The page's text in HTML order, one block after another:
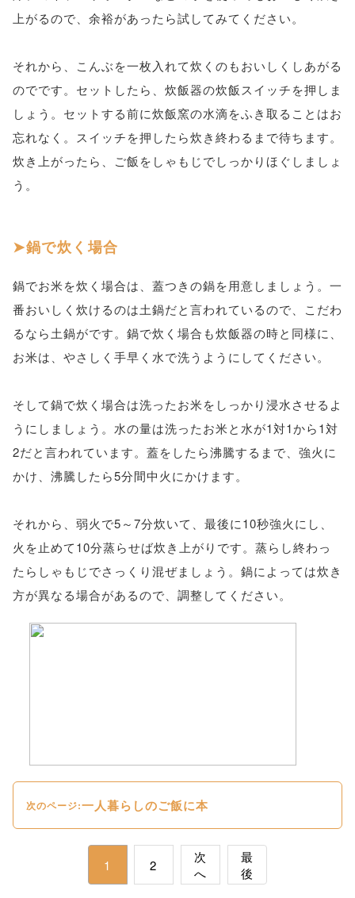
上がるので、余裕があったら試してみてください。
それから、こんぶを一枚入れて炊くのもおいしくしあがる
のでです。セットしたら、炊飯器の炊飯スイッチを押しま
しょう。セットする前に炊飯窯の水滴をふき取ることはお
忘れなく。スイッチを押したら炊き終わるまで待ちます。
炊き上がったら、ご飯をしゃもじでしっかりほぐしましょ
う。
鍋で炊く場合
鍋でお米を炊く場合は、蓋つきの鍋を用意しましょう。一
番おいしく炊けるのは土鍋だと言われているので、こだわ
るなら土鍋がです。鍋で炊く場合も炊飯器の時と同様に、
お米は、やさしく手早く水で洗うようにしてください。
そして鍋で炊く場合は洗ったお米をしっかり浸水させるよ
うにしましょう。水の量は洗ったお米と水が1対1から1対
2だと言われています。蓋をしたら沸騰するまで、強火に
かけ、沸騰したら5分間中火にかけます。
それから、弱火で5～7分炊いて、最後に10秒強火にし、
火を止めて10分蒸らせば炊き上がりです。蒸らし終わっ
たらしゃもじでさっくり混ぜましょう。鍋によっては炊き
方が異なる場合があるので、調整してください。
次のページ:一人暮らしのご飯に本
1 2
次
へ
最
後